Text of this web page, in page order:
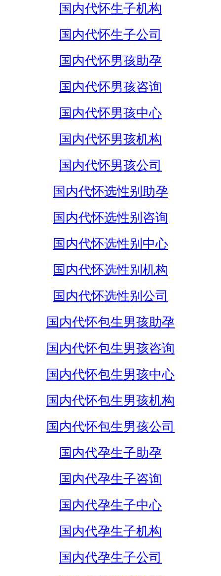
国内代怀生子机构
国内代怀生子公司
国内代怀男孩助孕
国内代怀男孩咨询
国内代怀男孩中心
国内代怀男孩机构
国内代怀男孩公司
国内代怀选性别助孕
国内代怀选性别咨询
国内代怀选性别中心
国内代怀选性别机构
国内代怀选性别公司
国内代怀包生男孩助孕
国内代怀包生男孩咨询
国内代怀包生男孩中心
国内代怀包生男孩机构
国内代怀包生男孩公司
国内代孕生子助孕
国内代孕生子咨询
国内代孕生子中心
国内代孕生子机构
国内代孕生子公司